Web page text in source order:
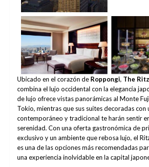
No Caption No
Ubicado en el corazón de Roppongi, The
combina el lujo occidental con la elegancia
de lujo ofrece vistas panorámicas al Monte
Tokio, mientras que sus suites decoradas con
contemporáneo y tradicional te harán sentir
serenidad. Con una oferta gastronómica de
exclusivo y un ambiente que rebosa lujo, el
es una de las opciones más recomendadas
una experiencia inolvidable en la capital